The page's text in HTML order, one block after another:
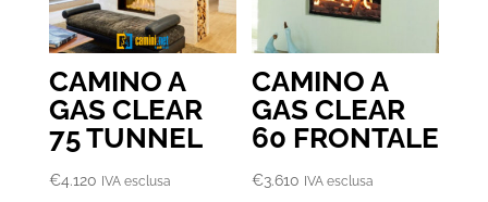
CAMINO A
GAS CLEAR
75 TUNNEL
€4.120 IVA esclusa
CAMINO A
GAS CLEAR
60 FRONTALE
€3.610 IVA esclusa